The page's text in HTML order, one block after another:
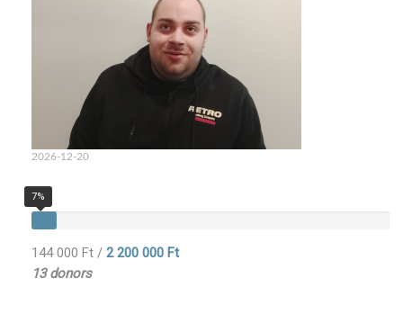
2026-12-20
7%
144 000 Ft / 2 200 000 Ft
13 donors